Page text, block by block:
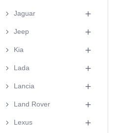
Jaguar
Jeep
Kia
Lada
Lancia
Land Rover
Lexus